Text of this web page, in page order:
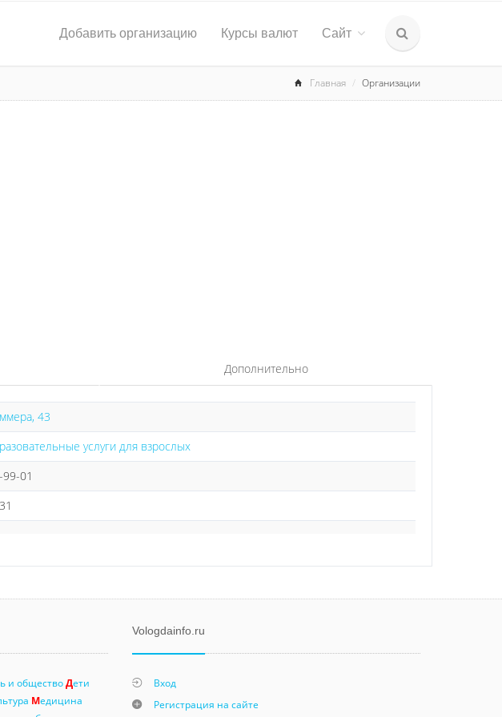
Добавить организацию Курсы валют Сайт
Главная Организации
Дополнительно
43
услуги для взрослых
01
и обществоДети
Медицина
Vologdainfo.ru
Вход
Регистрация на сайте